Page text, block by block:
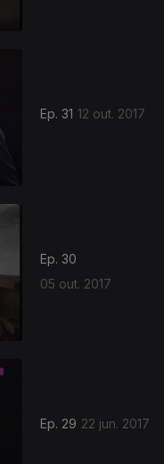
Ep. 31 12 out. 2017
Ep. 30
05 out. 2017
Ep. 29 22 jun. 2017